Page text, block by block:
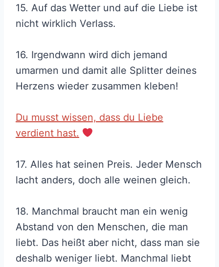
15. Auf das Wetter und auf die Liebe ist
nicht wirklich Verlass.
16. Irgendwann wird dich jemand
umarmen und damit alle Splitter deines
Herzens wieder zusammen kleben!
Du musst wissen, dass du Liebe
verdient hast.
17. Alles hat seinen Preis. Jeder Mensch
lacht anders, doch alle weinen gleich.
18. Manchmal braucht man ein wenig
Abstand von den Menschen, die man
liebt. Das heißt aber nicht, dass man sie
deshalb weniger liebt. Manchmal liebt